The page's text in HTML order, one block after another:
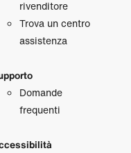
rivenditore
Trova un centro
assistenza
Domande
frequenti